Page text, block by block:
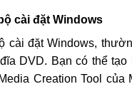
cài đặt Windows
cài đặt Windows,
DVD. Bạn có thể tạo
Creation Tool của